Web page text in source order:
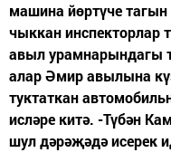
машина йөртүче тагын
чыккан инспекторлар
авыл урамнарындагы
алар Әмир авылына
туктаткан
исләре китә. -Түбән
шул дәрәҗәдә исерек